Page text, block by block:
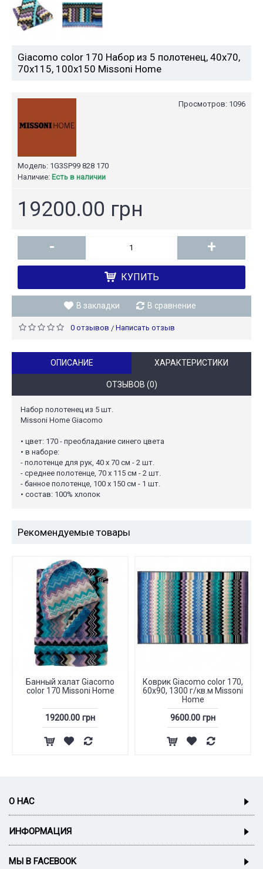
Giacomo color 170 Набор из 5 полотенец, 40x70,
70х115, 100х150 Missoni Home
Просмотров: 1096
Модель: 1G3SP99 828 170
Наличие: Есть в наличии
19200.00 грн
- +
КУПИТЬ
В закладки В сравнение
0 отзывов / Написать отзыв
ОПИСАНИЕ ХАРАКТЕРИСТИКИ
ОТЗЫВОВ (0)
Набор полотенец из 5 шт.
Missoni Home Giacomo
• цвет: 170 - преобладание синего цвета
• в наборе:
- полотенце для рук, 40 х 70 см - 2 шт.
- среднее полотенце, 70 х 115 см - 2 шт.
- банное полотенце, 100 х 150 см - 1 шт.
• состав: 100% хлопок
Рекомендуемые товары
Банный халат Giacomo
color 170 Missoni Home
19200.00 грн
Коврик Giacomo color 170,
60x90, 1300 г/кв.м Missoni
Home
9600.00 грн
О НАС
ИНФОРМАЦИЯ
МЫ В FACEBOOK